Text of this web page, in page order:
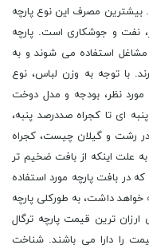
بیشترین مصرف این نوع پارچه
نفت و جوشکاری است. پارچه
استفاده می شوند و به
با توجه به وزن لباس، نوع
مورد نظر، بودجه و مدل دوخت
ای تا کجراه صددرصد پنبه،
در رشت و گیلان چیست، کجراه
علت اینکه از بافت ضخیم تر
که در بافت پارچه مورد استفاده
داشت، به طورکلی پارچه
ارزان ترین قیمت پارچه ترگال
را دارا می باشند. شناخت